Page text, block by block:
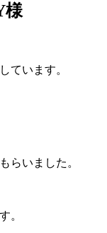
様
ています。
らいました。
。